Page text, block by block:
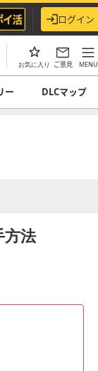
ログイン
お気に入り ご意見 MENU
ー DLCマップ
方法